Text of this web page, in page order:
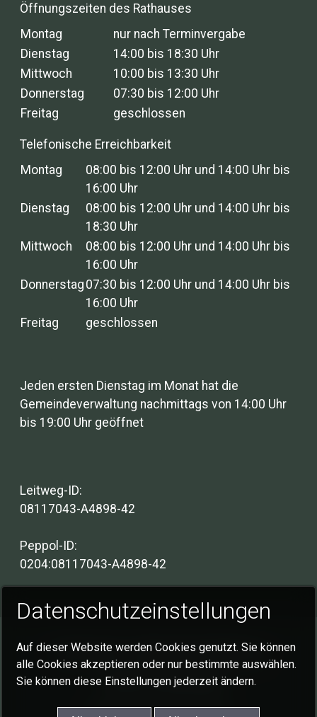
Öffnungszeiten des Rathauses
Montag
nur nach Terminvergabe
Dienstag
14:00 bis 18:30 Uhr
Mittwoch
10:00 bis 13:30 Uhr
Donnerstag
07:30 bis 12:00 Uhr
Freitag
geschlossen
Telefonische Erreichbarkeit
Montag
08:00 bis 12:00 Uhr und 14:00 Uhr bis
16:00 Uhr
Dienstag
08:00 bis 12:00 Uhr und 14:00 Uhr bis
18:30 Uhr
Mittwoch
08:00 bis 12:00 Uhr und 14:00 Uhr bis
16:00 Uhr
Donnerstag 07:30 bis 12:00 Uhr und 14:00 Uhr bis
16:00 Uhr
Freitag
geschlossen
Jeden ersten Dienstag im Monat hat die
Gemeindeverwaltung nachmittags von 14:00 Uhr
bis 19:00 Uhr geöffnet
Leitweg-ID:
08117043-A4898-42
Peppol-ID:
0204:08117043-A4898-42
Impressum
Datenschutzerklärung
Cookie-Einstellungen
© 2026 Gemeinde Schlat
Datenschutzeinstellungen
Auf dieser Website werden Cookies genutzt. Sie können
alle Cookies akzeptieren oder nur bestimmte auswählen.
Sie können diese Einstellungen jederzeit ändern.